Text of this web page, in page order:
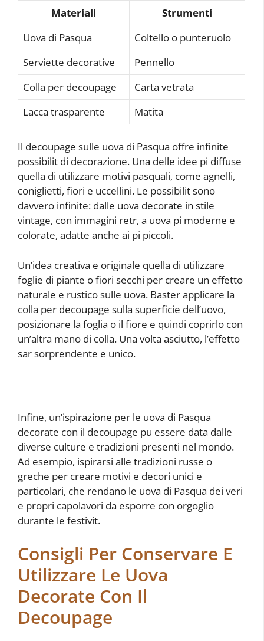
Materiali
Strumenti
Uova di Pasqua
Coltello o punteruolo
Serviette decorative
Pennello
Colla per decoupage
Carta vetrata
Lacca trasparente
Matita
Il decoupage sulle uova di Pasqua offre infinite
possibilit di decorazione. Una delle idee pi diffuse
quella di utilizzare motivi pasquali, come agnelli,
coniglietti, fiori e uccellini. Le possibilit sono
davvero infinite: dalle uova decorate in stile
vintage, con immagini retr, a uova pi moderne e
colorate, adatte anche ai pi piccoli.
Un’idea creativa e originale quella di utilizzare
foglie di piante o fiori secchi per creare un effetto
naturale e rustico sulle uova. Baster applicare la
colla per decoupage sulla superficie dell’uovo,
posizionare la foglia o il fiore e quindi coprirlo con
un’altra mano di colla. Una volta asciutto, l’effetto
sar sorprendente e unico.
Infine, un’ispirazione per le uova di Pasqua
decorate con il decoupage pu essere data dalle
diverse culture e tradizioni presenti nel mondo.
Ad esempio, ispirarsi alle tradizioni russe o
greche per creare motivi e decori unici e
particolari, che rendano le uova di Pasqua dei veri
e propri capolavori da esporre con orgoglio
durante le festivit.
Consigli Per Conservare E
Utilizzare Le Uova
Decorate Con Il
Decoupage